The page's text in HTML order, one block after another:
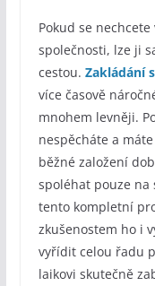
Pokud se
společnosti, lze ji
cestou. Zakládání
více časově
mnohem levněji.
nespěcháte a
běžné založení
spoléhat pouze na
tento kompletní
zkušenostem ho i
vyřídit celou řadu
laikovi skutečně